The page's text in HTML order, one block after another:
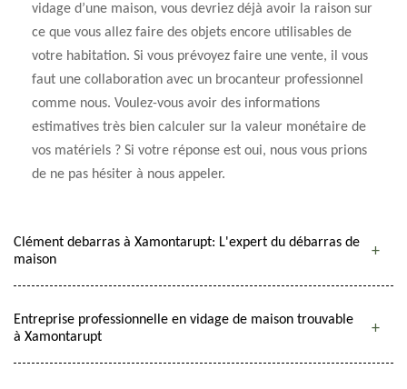
vidage d’une maison, vous devriez déjà avoir la raison sur
ce que vous allez faire des objets encore utilisables de
votre habitation. Si vous prévoyez faire une vente, il vous
faut une collaboration avec un brocanteur professionnel
comme nous. Voulez-vous avoir des informations
estimatives très bien calculer sur la valeur monétaire de
vos matériels ? Si votre réponse est oui, nous vous prions
de ne pas hésiter à nous appeler.
Clément debarras à Xamontarupt: L'expert du débarras de
maison
Entreprise professionnelle en vidage de maison trouvable
à Xamontarupt